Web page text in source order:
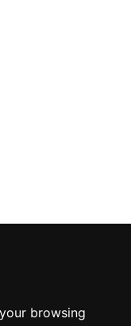
browsing